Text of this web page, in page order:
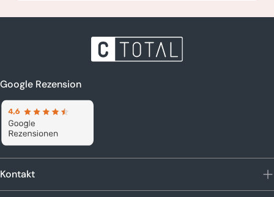
Google Rezension
Kontakt